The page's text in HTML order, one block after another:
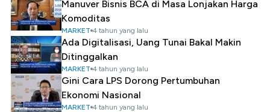
Manuver Bisnis BCA di Masa Lonjakan Harga
Komoditas
MARKET 4 tahun yang lalu
Ada Digitalisasi, Uang Tunai Bakal Makin
Ditinggalkan
MARKET 4 tahun yang lalu
Gini Cara LPS Dorong Pertumbuhan
Ekonomi Nasional
MARKET 4 tahun yang lalu